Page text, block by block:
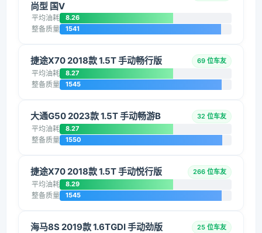
尚型 国V
平均油耗 8.26
整备质量 1541
捷途X70 2018款 1.5T 手动畅行版 69 位车友
平均油耗 8.27
整备质量 1545
大通G50 2023款 1.5T 手动畅游B 32 位车友
平均油耗 8.27
整备质量 1550
捷途X70 2018款 1.5T 手动悦行版 266 位车友
平均油耗 8.29
整备质量 1545
海马8S 2019款 1.6TGDI 手动劲版 25 位车友